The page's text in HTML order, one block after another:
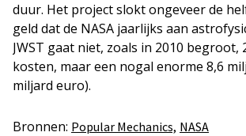
duur. Het project slokt ongeveer de
geld dat de NASA jaarlijks aan
JWST gaat niet, zoals in 2010 begroot,
kosten, maar een nogal enorme 8,6
miljard euro).
Bronnen: Popular Mechanics, NASA